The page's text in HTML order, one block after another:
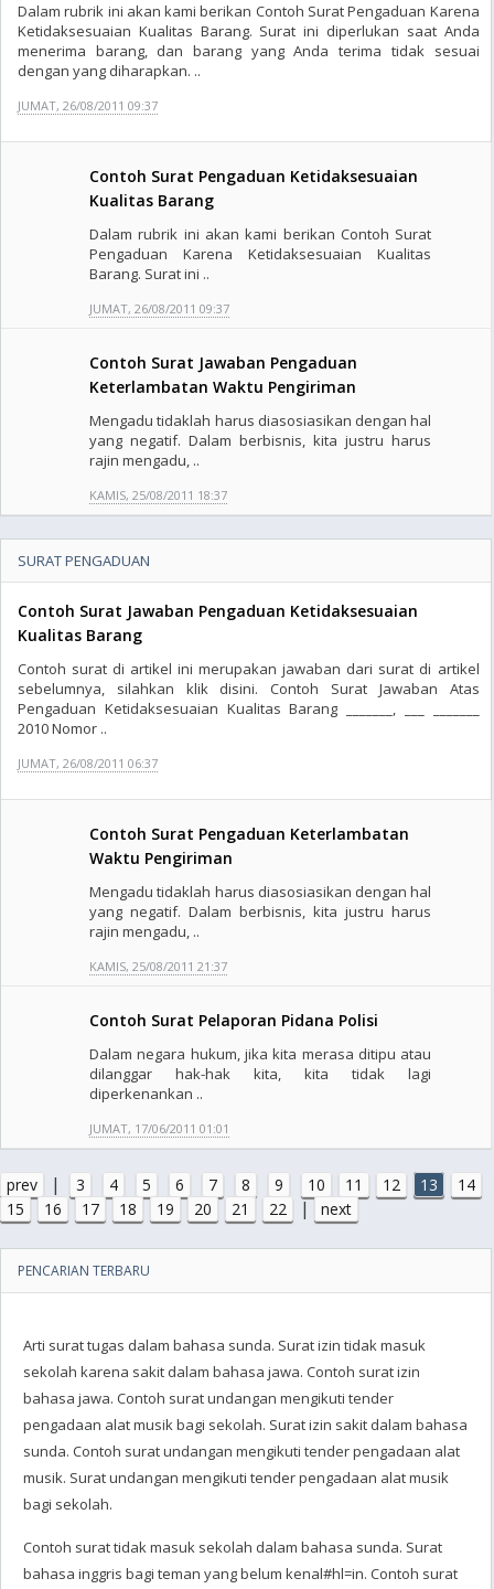
Dalam rubrik ini akan kami berikan Contoh Surat Pengaduan Karena
Ketidaksesuaian Kualitas Barang. Surat ini diperlukan saat Anda
menerima barang, dan barang yang Anda terima tidak sesuai
dengan yang diharapkan. ..
JUMAT, 26/08/2011 09:37
Contoh Surat Pengaduan Ketidaksesuaian
Kualitas Barang
Dalam rubrik ini akan kami berikan Contoh Surat
Pengaduan Karena Ketidaksesuaian Kualitas
Barang. Surat ini ..
JUMAT, 26/08/2011 09:37
Contoh Surat Jawaban Pengaduan
Keterlambatan Waktu Pengiriman
Mengadu tidaklah harus diasosiasikan dengan hal
yang negatif. Dalam berbisnis, kita justru harus
rajin mengadu, ..
KAMIS, 25/08/2011 18:37
SURAT PENGADUAN
Contoh Surat Jawaban Pengaduan Ketidaksesuaian
Kualitas Barang
Contoh surat di artikel ini merupakan jawaban dari surat di artikel
sebelumnya, silahkan klik disini. Contoh Surat Jawaban Atas
Pengaduan Ketidaksesuaian Kualitas Barang _______, ___ _______
2010 Nomor ..
JUMAT, 26/08/2011 06:37
Contoh Surat Pengaduan Keterlambatan
Waktu Pengiriman
Mengadu tidaklah harus diasosiasikan dengan hal
yang negatif. Dalam berbisnis, kita justru harus
rajin mengadu, ..
KAMIS, 25/08/2011 21:37
Contoh Surat Pelaporan Pidana Polisi
Dalam negara hukum, jika kita merasa ditipu atau
dilanggar hak-hak kita, kita tidak lagi
diperkenankan ..
JUMAT, 17/06/2011 01:01
prev | 3 4 5 6 7 8 9 10 11 12 13
14
15
16 17 18 19 20 21 22 | next
PENCARIAN TERBARU
Arti surat tugas dalam bahasa sunda. Surat izin tidak masuk
sekolah karena sakit dalam bahasa jawa. Contoh surat izin
bahasa jawa. Contoh surat undangan mengikuti tender
pengadaan alat musik bagi sekolah. Surat izin sakit dalam bahasa
sunda. Contoh surat undangan mengikuti tender pengadaan alat
musik. Surat undangan mengikuti tender pengadaan alat musik
bagi sekolah.
Contoh surat tidak masuk sekolah dalam bahasa sunda. Surat
bahasa inggris bagi teman yang belum kenal#hl=in. Contoh surat